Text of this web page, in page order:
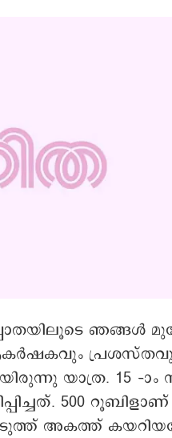
ഞങ്ങൾ
യാത്ര. 15 –ാം
500 റൂബിളാണ്
അകത്ത്